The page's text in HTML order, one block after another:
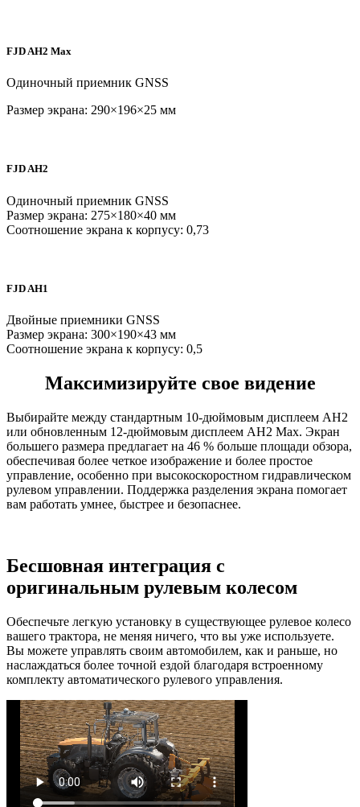
FJD AH2 Max
Одиночный приемник GNSS
Размер экрана: 290×196×25 мм
FJD AH2
Одиночный приемник GNSS
Размер экрана: 275×180×40 мм
Соотношение экрана к корпусу: 0,73
FJD AH1
Двойные приемники GNSS
Размер экрана: 300×190×43 мм
Соотношение экрана к корпусу: 0,5
Максимизируйте свое видение
Выбирайте между стандартным 10-дюймовым дисплеем AH2
или обновленным 12-дюймовым дисплеем AH2 Max. Экран
большего размера предлагает на 46 % больше площади обзора,
обеспечивая более четкое изображение и более простое
управление, особенно при высокоскоростном гидравлическом
рулевом управлении. Поддержка разделения экрана помогает
вам работать умнее, быстрее и безопаснее.
Бесшовная интеграция с
оригинальным рулевым колесом
Обеспечьте легкую установку в существующее рулевое колесо
вашего трактора, не меняя ничего, что вы уже используете.
Вы можете управлять своим автомобилем, как и раньше, но
наслаждаться более точной ездой благодаря встроенному
комплекту автоматического рулевого управления.